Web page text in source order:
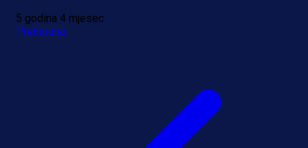
5 godina 4 mjesec
Prethodna